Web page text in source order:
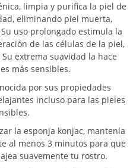
limpia y purifica la piel de
eliminando piel muerta,
uso prolongado estimula la
de las células de la piel,
extrema suavidad la hace
más sensibles.
por sus propiedades
incluso para las pieles
la esponja konjac, mantenla
al menos 3 minutos para que
suavemente tu rostro.